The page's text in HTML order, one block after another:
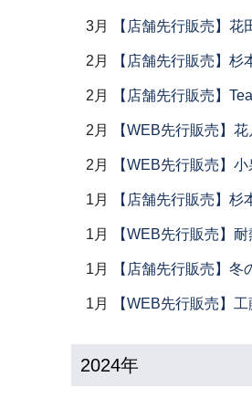
3月 【店舗先行販売】
2月 【店舗先行販売】
2月 【店舗先行販売】
2月 【WEB先行販売】
2月 【WEB先行販売】
1月 【店舗先行販売】
1月 【WEB先行販売】
1月 【店舗先行販売】冬
1月 【WEB先行販売】
2024年